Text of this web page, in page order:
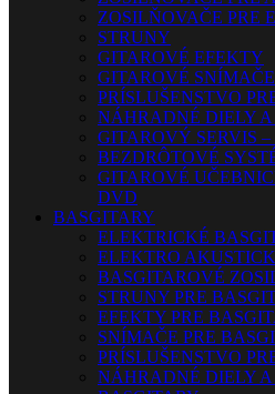
ZOSILŇOVAČE PRE
STRUNY
GITAROVÉ EFEKTY
GITAROVÉ SNÍMAČE
PRÍSLUŠENSTVO
NÁHRADNÉ DIELY
GITAROVÝ SERVIS
BEZDRÔTOVÉ
GITAROVÉ
DVD
BASGITARY
ELEKTRICKÉ
ELEKTRO
BASGITAROVÉ
STRUNY PRE
EFEKTY PRE
SNÍMAČE PRE
PRÍSLUŠENSTVO
NÁHRADNÉ DIELY